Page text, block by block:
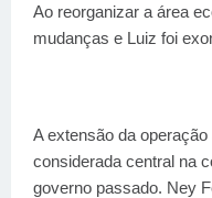
Ao reorganizar a área
mudanças e Luiz foi
A extensão da
considerada central na
governo passado. Ney